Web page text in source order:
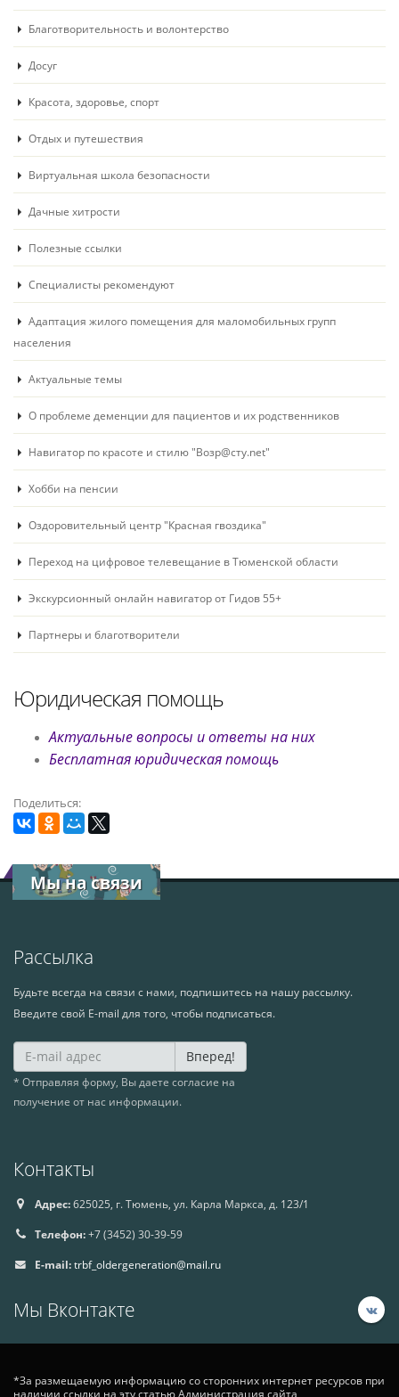
Благотворительность и волонтерство
Досуг
Красота, здоровье, спорт
Отдых и путешествия
Виртуальная школа безопасности
Дачные хитрости
Полезные ссылки
Специалисты рекомендуют
Адаптация жилого помещения для маломобильных групп
населения
Актуальные темы
О проблеме деменции для пациентов и их родственников
Навигатор по красоте и стилю "Возр@сту.net"
Хобби на пенсии
Оздоровительный центр "Красная гвоздика"
Переход на цифровое телевещание в Тюменской области
Экскурсионный онлайн навигатор от Гидов 55+
Партнеры и благотворители
Юридическая помощь
Актуальные вопросы и ответы на них
Бесплатная юридическая помощь
Поделиться:
Мы на связи
Рассылка
Будьте всегда на связи с нами, подпишитесь на нашу рассылку.
Введите свой E-mail для того, чтобы подписаться.
Вперед!
* Отправляя форму, Вы даете согласие на
получение от нас информации.
Контакты
Адрес:625025, г. Тюмень, ул. Карла Маркса, д. 123/1
Телефон:+7 (3452) 30-39-59
E-mail:trbf_oldergeneration@mail.ru
Мы Вконтакте
*За размещаемую информацию со сторонних интернет ресурсов при
наличии ссылки на эту статью Администрация сайта